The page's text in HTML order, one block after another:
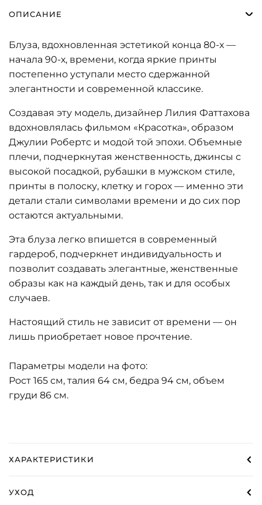
ОПИСАНИЕ
Блуза, вдохновленная эстетикой конца 80-х —
начала 90-х, времени, когда яркие принты
постепенно уступали место сдержанной
элегантности и современной классике.
Создавая эту модель, дизайнер Лилия Фаттахова
вдохновлялась фильмом «Красотка», образом
Джулии Робертс и модой той эпохи. Объемные
плечи, подчеркнутая женственность, джинсы с
высокой посадкой, рубашки в мужском стиле,
принты в полоску, клетку и горох — именно эти
детали стали символами времени и до сих пор
остаются актуальными.
Эта блуза легко впишется в современный
гардероб, подчеркнет индивидуальность и
позволит создавать элегантные, женственные
образы как на каждый день, так и для особых
случаев.
Настоящий стиль не зависит от времени — он
лишь приобретает новое прочтение.
Параметры модели на фото:
Рост 165 см, талия 64 см, бедра 94 см, объем
груди 86 см.
ХАРАКТЕРИСТИКИ
УХОД